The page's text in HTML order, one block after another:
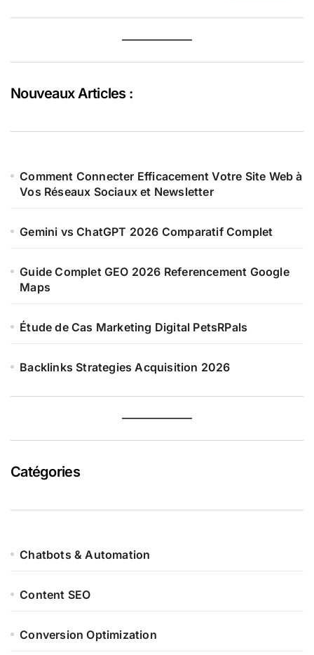
Nouveaux Articles :
Comment Connecter Efficacement Votre Site Web à
Vos Réseaux Sociaux et Newsletter
Gemini vs ChatGPT 2026 Comparatif Complet
Guide Complet GEO 2026 Referencement Google
Maps
Étude de Cas Marketing Digital PetsRPals
Backlinks Strategies Acquisition 2026
Catégories
Chatbots & Automation
Content SEO
Conversion Optimization